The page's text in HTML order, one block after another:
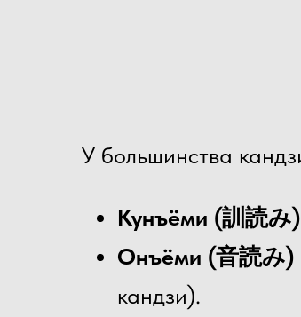
У большинства
Кунъёми (訓読み)
Онъёми (音読み)
кандзи).